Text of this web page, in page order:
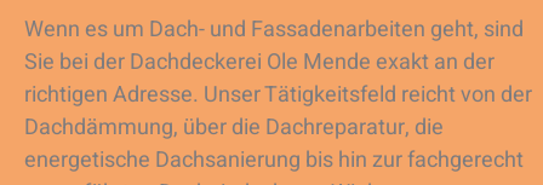
Wenn es um Dach- und Fassadenarbeiten geht, sind
Sie bei der Dachdeckerei Ole Mende exakt an der
richtigen Adresse. Unser Tätigkeitsfeld reicht von der
Dachdämmung, über die Dachreparatur, die
energetische Dachsanierung bis hin zur fachgerecht